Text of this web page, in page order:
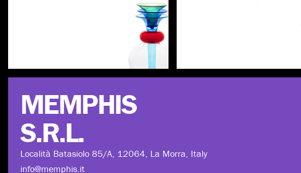
MEMPHIS
S.R.L.
Località Batasiolo 85/A, 12064, La Morra, Italy
info@memphis.it